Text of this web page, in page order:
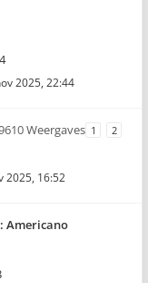
2025, 22:44
Weergaves 1 2
2025, 16:52
Americano